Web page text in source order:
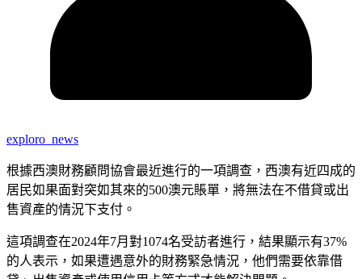
exploro_news
根據西澳財務顧問協會最近進行的一項調查，西澳有近四成的
居民如果面對突如其來的500澳元賬單，將無法在不借貸或出
售資產的情況下支付。
這項調查在2024年7月對1074名受訪者進行，結果顯示有37%
的人表示，如果遭遇意外的財務緊急情況，他們需要依靠借